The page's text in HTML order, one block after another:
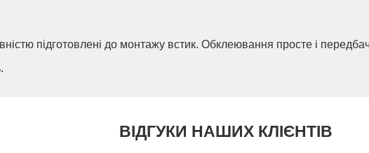
підготовлені до монтажу встик. Обклеювання просте і
ВІДГУКИ НАШИХ КЛІЄНТІВ